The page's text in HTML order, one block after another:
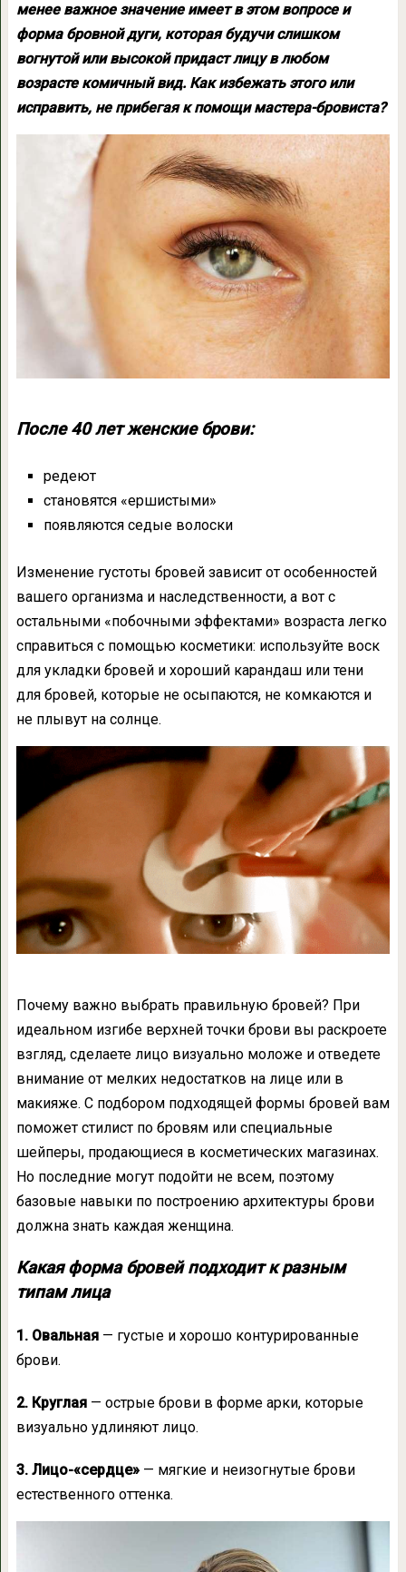
менее важное значение имеет в этом вопросе и
форма бровной дуги, которая будучи слишком
вогнутой или высокой придаст лицу в любом
возрасте комичный вид. Как избежать этого или
исправить, не прибегая к помощи мастера-бровиста?
После 40 лет женские брови:
редеют
становятся «ершистыми»
появляются седые волоски
Изменение густоты бровей зависит от особенностей
вашего организма и наследственности, а вот с
остальными «побочными эффектами» возраста легко
справиться с помощью косметики: используйте воск
для укладки бровей и хороший карандаш или тени
для бровей, которые не осыпаются, не комкаются и
не плывут на солнце.
Почему важно выбрать правильную бровей? При
идеальном изгибе верхней точки брови вы раскроете
взгляд, сделаете лицо визуально моложе и отведете
внимание от мелких недостатков на лице или в
макияже. С подбором подходящей формы бровей вам
поможет стилист по бровям или специальные
шейперы, продающиеся в косметических магазинах.
Но последние могут подойти не всем, поэтому
базовые навыки по построению архитектуры брови
должна знать каждая женщина.
Какая форма бровей подходит к разным
типам лица
1. Овальная — густые и хорошо контурированные
брови.
2. Круглая — острые брови в форме арки, которые
визуально удлиняют лицо.
3. Лицо-«сердце»— мягкие и неизогнутые брови
естественного оттенка.